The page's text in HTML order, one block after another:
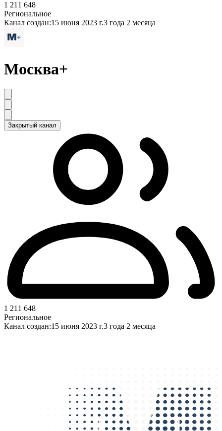
1 211 648
Региональное
Канал создан:15 июня 2023 г.3 года 2 месяца
Москва+
Закрытый канал
1 211 648
Региональное
Канал создан:15 июня 2023 г.3 года 2 месяца